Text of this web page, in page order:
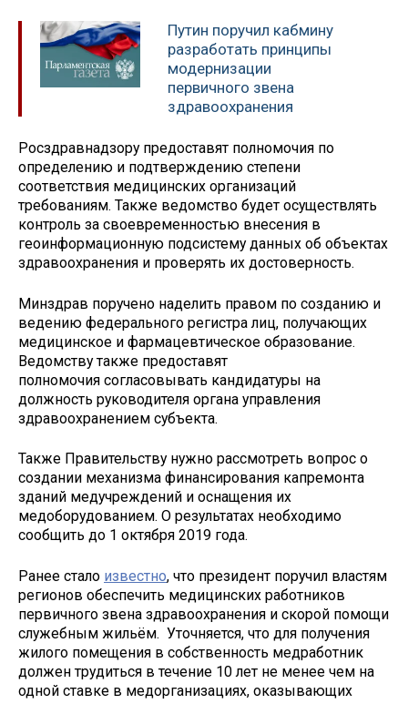
Путин поручил кабмину
разработать принципы
модернизации
первичного звена
здравоохранения
Росздравнадзору предоставят полномочия по
определению и подтверждению степени
соответствия медицинских организаций
требованиям. Также ведомство будет осуществлять
контроль за своевременностью внесения в
геоинформационную подсистему данных об объектах
здравоохранения и проверять их достоверность.
Минздрав поручено наделить правом по созданию и
ведению федерального регистра лиц, получающих
медицинское и фармацевтическое образование.
Ведомству также предоставят
полномочия согласовывать кандидатуры на
должность руководителя органа управления
здравоохранением субъекта.
Также Правительству нужно рассмотреть вопрос о
создании механизма финансирования капремонта
зданий медучреждений и оснащения их
медоборудованием. О результатах необходимо
сообщить до 1 октября 2019 года.
Ранее стало известно, что президент поручил властям
регионов обеспечить медицинских работников
первичного звена здравоохранения и скорой помощи
служебным жильём. Уточняется, что для получения
жилого помещения в собственность медработник
должен трудиться в течение 10 лет не менее чем на
одной ставке в медорганизациях, оказывающих